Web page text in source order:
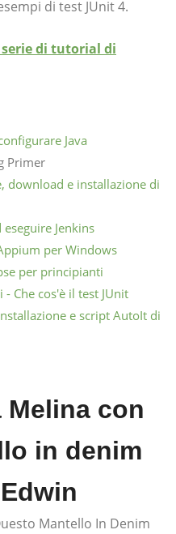
di test JUnit 4.
di tutorial di
Java
Primer
download e installazione di
Jenkins
per Windows
per principianti
Che cos'è il test JUnit
e script AutoIt di
Melina con
in denim
Mantello In Denim